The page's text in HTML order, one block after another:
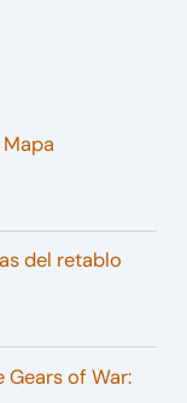
del retablo
Gears of War: